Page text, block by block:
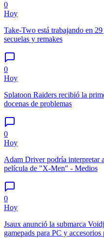
0
Hoy
Take-Two está trabajando en
secuelas y remakes
0
Hoy
Splatoon Raiders recibió la
docenas de problemas
0
Hoy
Adam Driver podría interpretar
película de "X-Men" - Medios
0
Hoy
Jsaux anunció la submarca
gamepads para PC y accesorios